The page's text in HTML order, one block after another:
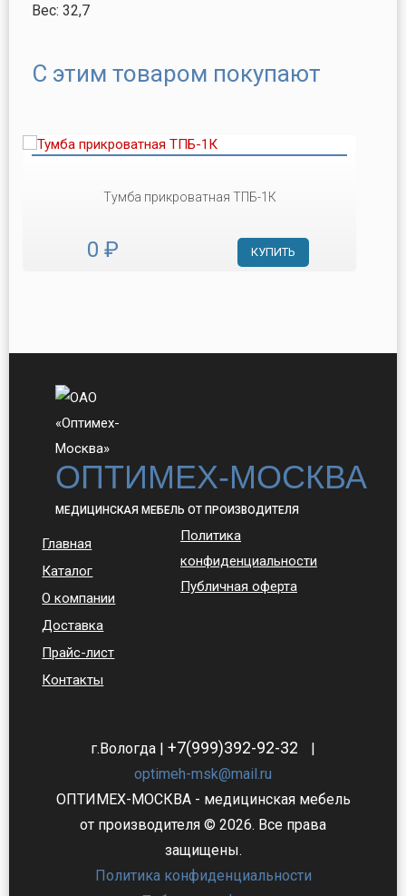
Вес: 32,7
С этим товаром покупают
Тумба прикроватная ТПБ-1К
0 ₽ КУПИТЬ
ОПТИМЕХ-МОСКВА
МЕДИЦИНСКАЯ МЕБЕЛЬ ОТ ПРОИЗВОДИТЕЛЯ
Главная
Каталог
О компании
Доставка
Прайс-лист
Контакты
Политика
конфиденциальности
Публичная оферта
г.Вологда | +7(999)392-92-32
|
optimeh-msk@mail.ru
ОПТИМЕХ-МОСКВА - медицинская мебель
от производителя © 2026. Все права
защищены.
Политика конфиденциальности